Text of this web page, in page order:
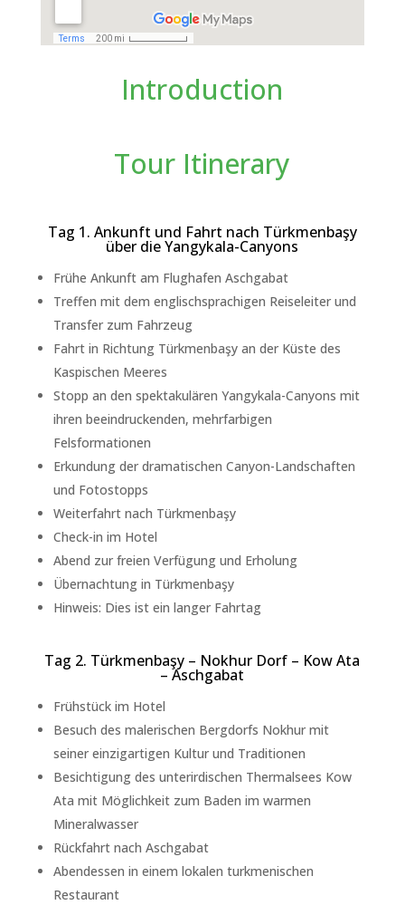
Introduction
Tour Itinerary
Tag 1. Ankunft und Fahrt nach Türkmenbaşy
über die Yangykala-Canyons
Frühe Ankunft am Flughafen Aschgabat
Treffen mit dem englischsprachigen Reiseleiter und
Transfer zum Fahrzeug
Fahrt in Richtung Türkmenbaşy an der Küste des
Kaspischen Meeres
Stopp an den spektakulären Yangykala-Canyons mit
ihren beeindruckenden, mehrfarbigen
Felsformationen
Erkundung der dramatischen Canyon-Landschaften
und Fotostopps
Weiterfahrt nach Türkmenbaşy
Check-in im Hotel
Abend zur freien Verfügung und Erholung
Übernachtung in Türkmenbaşy
Hinweis: Dies ist ein langer Fahrtag
Tag 2. Türkmenbaşy – Nokhur Dorf – Kow Ata
– Aschgabat
Frühstück im Hotel
Besuch des malerischen Bergdorfs Nokhur mit
seiner einzigartigen Kultur und Traditionen
Besichtigung des unterirdischen Thermalsees Kow
Ata mit Möglichkeit zum Baden im warmen
Mineralwasser
Rückfahrt nach Aschgabat
Abendessen in einem lokalen turkmenischen
Restaurant